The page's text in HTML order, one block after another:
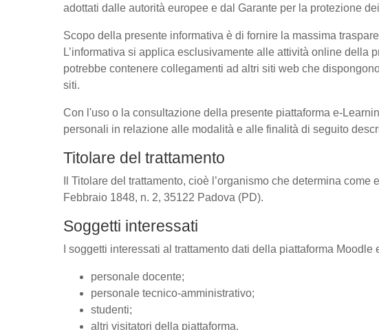
adottati dalle autorità europee e dal Garante per la protezione
Scopo della presente informativa è di fornire la massima
L’informativa si applica esclusivamente alle attività online della
potrebbe contenere collegamenti ad altri siti web che
siti.
Con l'uso o la consultazione della presente piattaforma e-
personali in relazione alle modalità e alle finalità di seguito
Titolare del trattamento
Il Titolare del trattamento, cioè l’organismo che determina
Febbraio 1848, n. 2, 35122 Padova (PD).
Soggetti interessati
I soggetti interessati al trattamento dati della piattaforma Moodle
personale docente;
personale tecnico-amministrativo;
studenti;
altri visitatori della piattaforma.